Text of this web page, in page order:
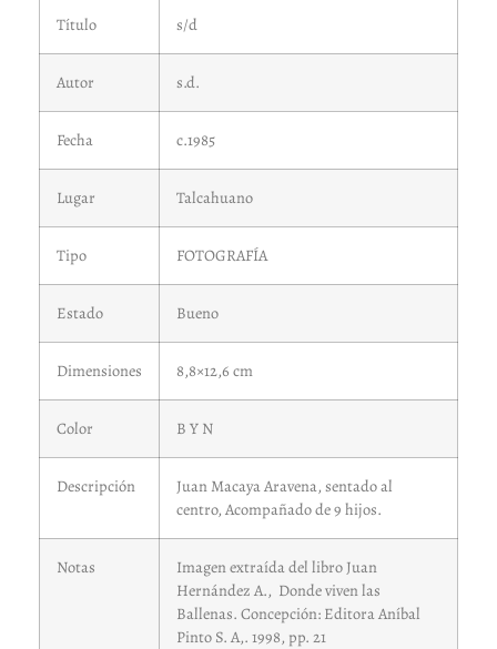
Título s/d
Autor s.d.
Fecha c.1985
Lugar Talcahuano
Tipo FOTOGRAFÍA
Estado Bueno
Dimensiones 8,8×12,6 cm
Color B Y N
Descripción
Juan Macaya Aravena, sentado al
centro, Acompañado de 9 hijos.
Notas
Imagen extraída del libro Juan
Hernández A., Donde viven las
Ballenas. Concepción: Editora Aníbal
Pinto S. A,. 1998, pp. 21